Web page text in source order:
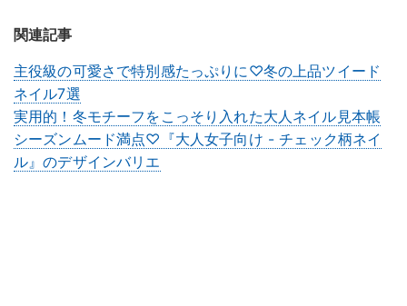
関連記事
主役級の可愛さで特別感たっぷりに♡冬の上品ツイード
ネイル7選
実用的！冬モチーフをこっそり入れた大人ネイル見本帳
シーズンムード満点♡『大人女子向け - チェック柄ネイ
ル』のデザインバリエ